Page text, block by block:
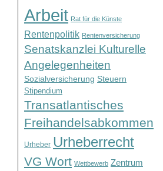
Arbeit Rat für die Künste
Rentenpolitik Rentenversicherung
Senatskanzlei Kulturelle
Angelegenheiten
Sozialversicherung Steuern
Stipendium
Transatlantisches
Freihandelsabkommen
Urheber Urheberrecht
VG Wort Wettbewerb Zentrum